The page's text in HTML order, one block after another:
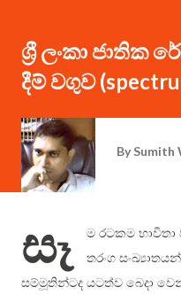
ශ්‍රී ලංකා ජාතික
දීම් වගුව
By Sumith
සෑ
ම රටකම
තරංග
සම්මූතින්ටද යටත්ව බෙදා